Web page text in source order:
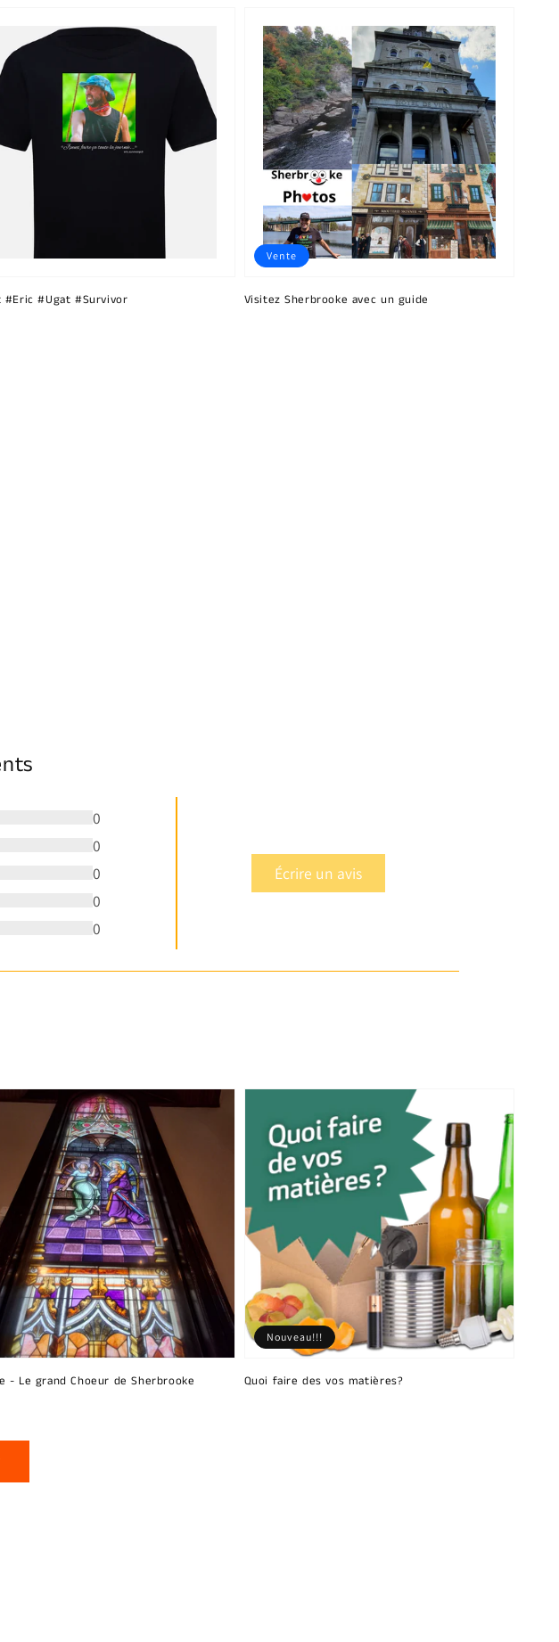
#Eric #Ugat #Survivor Visitez Sherbrooke avec un guide
Vente
0
0
0
0
0
Écrire un avis
- Le grand Choeur de Sherbrooke Quoi faire des vos matières?
Nouveau!!!